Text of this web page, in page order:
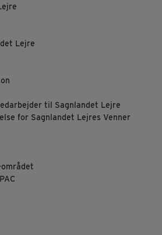
Lejre
til Sagnlandet Lejre
for Sagnlandet Lejres Venner